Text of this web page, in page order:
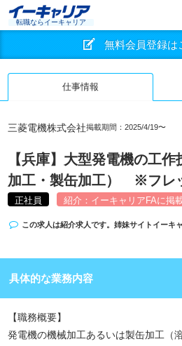
転職ならイーキャリア
無料会員登録は
仕事情報
三菱電機株式会社掲載期間：2025/4/19〜
【兵庫】大型発電機の工
加工・製缶加工） ※フレ
正社員 紹介：イーキャリアFAに掲
この求人は紹介求人です。姉妹サイト イーキ
具体的な業務内容
【職務概要】
発電機の機械加工あるいは製缶加工（